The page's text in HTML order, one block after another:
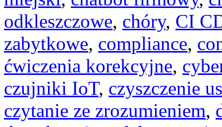
odkleszczowe, chóry, CI
zabytkowe, compliance,
ćwiczenia korekcyjne,
czujniki IoT, czyszczenie
czytanie ze zrozumieniem,